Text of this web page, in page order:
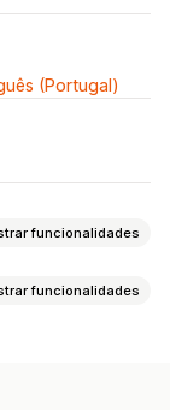
(Portugal)
funcionalidades
funcionalidades